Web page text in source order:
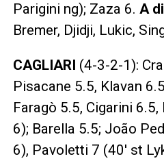
Parigini ng); Zaza 6. A
Bremer, Djidji, Lukic,
CAGLIARI (4-3-2-1):
Pisacane 5.5, Klavan
Faragò 5.5, Cigarini
6); Barella 5.5; João
6), Pavoletti 7 (40′ st